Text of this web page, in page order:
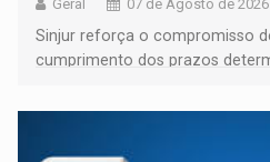
Geral 07 de Agosto de
Sinjur reforça o compromisso
cumprimento dos prazos